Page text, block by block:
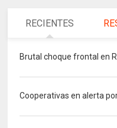
RECIENTES
Brutal choque frontal en
Cooperativas en alerta